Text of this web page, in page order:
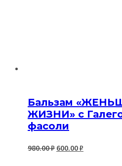
Бальзам
ЖИЗНИ» с
фасоли
980.00₽ Первоначальная
600.00₽